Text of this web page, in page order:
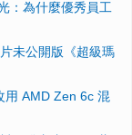
：為什麼優秀員工
未公開版《超級瑪
用 AMD Zen 6c 混